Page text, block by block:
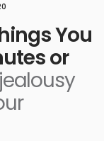
You
or